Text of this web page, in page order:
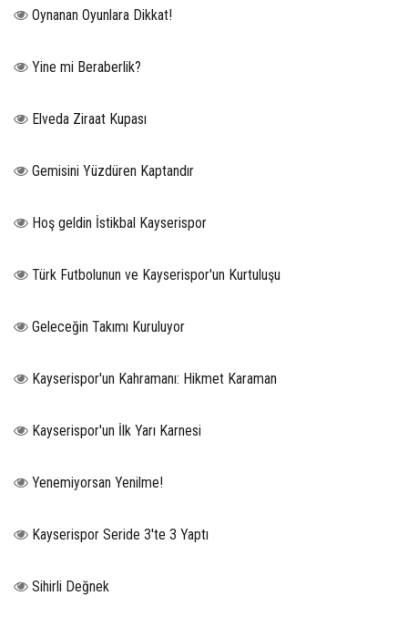
Oynanan Oyunlara Dikkat!
Yine mi Beraberlik?
Elveda Ziraat Kupası
Gemisini Yüzdüren Kaptandır
Hoş geldin İstikbal Kayserispor
Türk Futbolunun ve Kayserispor'un Kurtuluşu
Geleceğin Takımı Kuruluyor
Kayserispor'un Kahramanı: Hikmet Karaman
Kayserispor'un İlk Yarı Karnesi
Yenemiyorsan Yenilme!
Kayserispor Seride 3'te 3 Yaptı
Sihirli Değnek